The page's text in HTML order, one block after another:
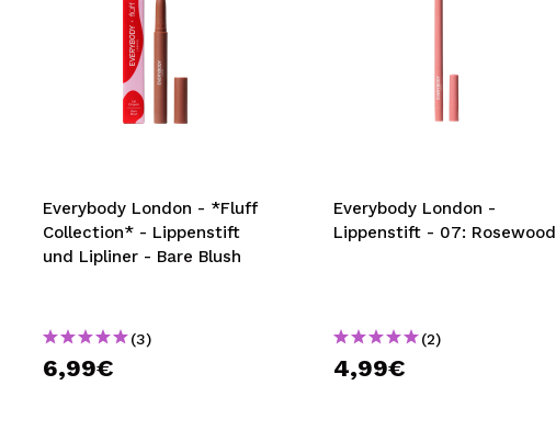
Everybody London - *Fluff
Collection* - Lippenstift
und Lipliner - Bare Blush
(3)
6,99€
Everybody London -
Lippenstift - 07: Rosewood
(2)
4,99€